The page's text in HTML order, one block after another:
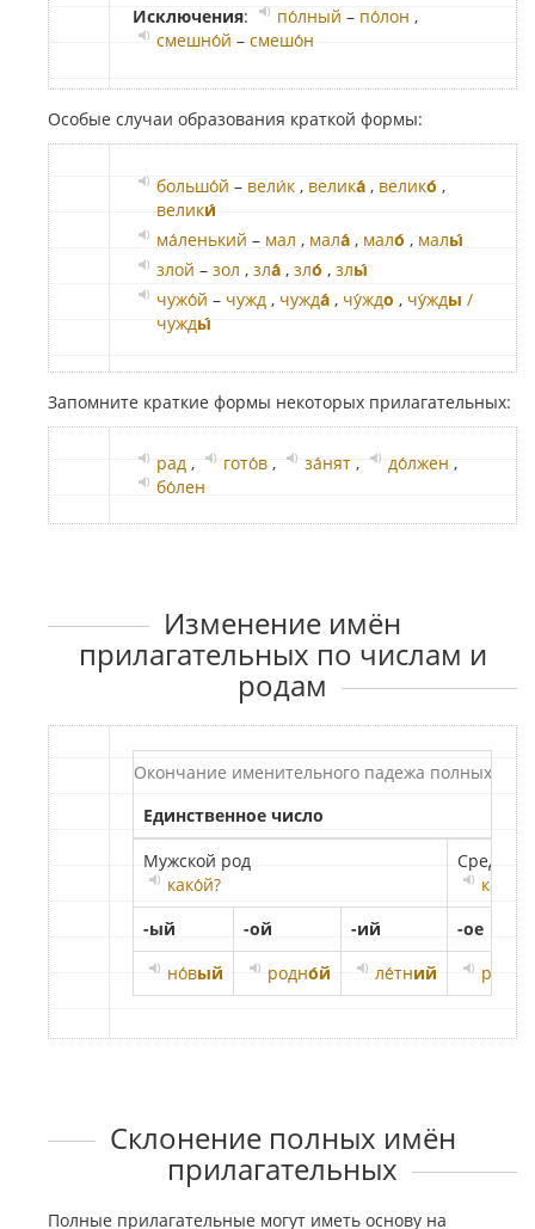
Исключения: по́лный – по́лон ,
смешно́й – смешо́н
Особые случаи образования краткой формы:
большо́й – вели́к , велика́ , велико́ ,
велики́
ма́ленький – мал , мала́ , мало́ , малы́
злой – зол , зла́ , зло́ , злы́
чужо́й – чужд , чужда́ , чу́ждо , чу́жды /
чужды́
Запомните краткие формы некоторых прилагательных:
рад , гото́в , за́нят , до́лжен ,
бо́лен
Изменение имён
прилагательных по числам и
родам
Окончание именительного падежа полных
Единственное число
Мужской род
како́й?
Средний
како́е?
-ый
-ой -ий
-ое
но́вый родно́й ле́тний родн
Склонение полных имён
прилагательных
Полные прилагательные могут иметь основу на